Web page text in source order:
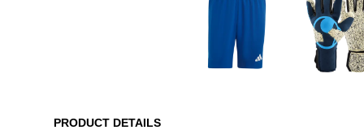
PRODUCT DETAILS